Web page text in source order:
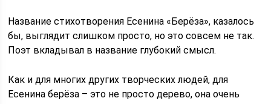
Название стихотворения Есенина «Берёза», казалось
бы, выглядит слишком просто, но это совсем не так.
Поэт вкладывал в название глубокий смысл.
Как и для многих других творческих людей, для
Есенина берёза – это не просто дерево, она очень